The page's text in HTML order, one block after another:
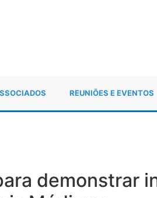
REUNIÕES E EVENTOS
demonstrar